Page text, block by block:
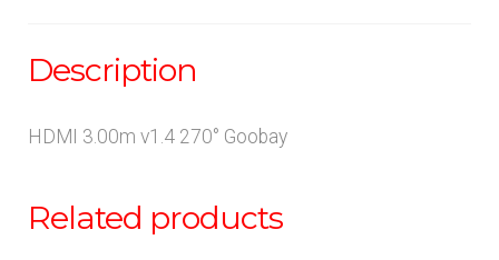
Description
HDMI 3.00m v1.4 270° Goobay
Related products